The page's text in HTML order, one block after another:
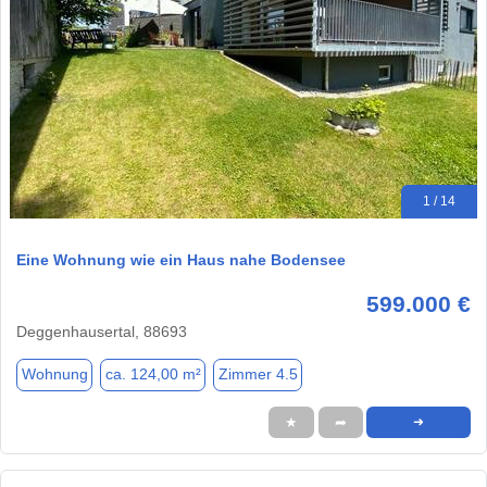
1 / 14
Eine Wohnung wie ein Haus nahe Bodensee
599.000 €
Deggenhausertal, 88693
Wohnung ca. 124,00 m² Zimmer 4.5
★ ➦ ➜